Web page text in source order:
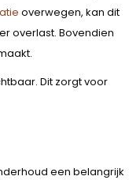
overwegen, kan dit
overlast. Bovendien
Dit zorgt voor
een belangrijk